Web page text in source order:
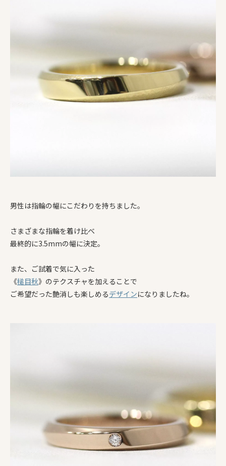
男性は指輪の幅にこだわりを持ちました。
さまざまな指輪を着け比べ
最終的に3.5mmの幅に決定。
また、ご試着で気に入った
《槌目秋》のテクスチャを加えることで
ご希望だった艶消しも楽しめるデザインになりましたね。